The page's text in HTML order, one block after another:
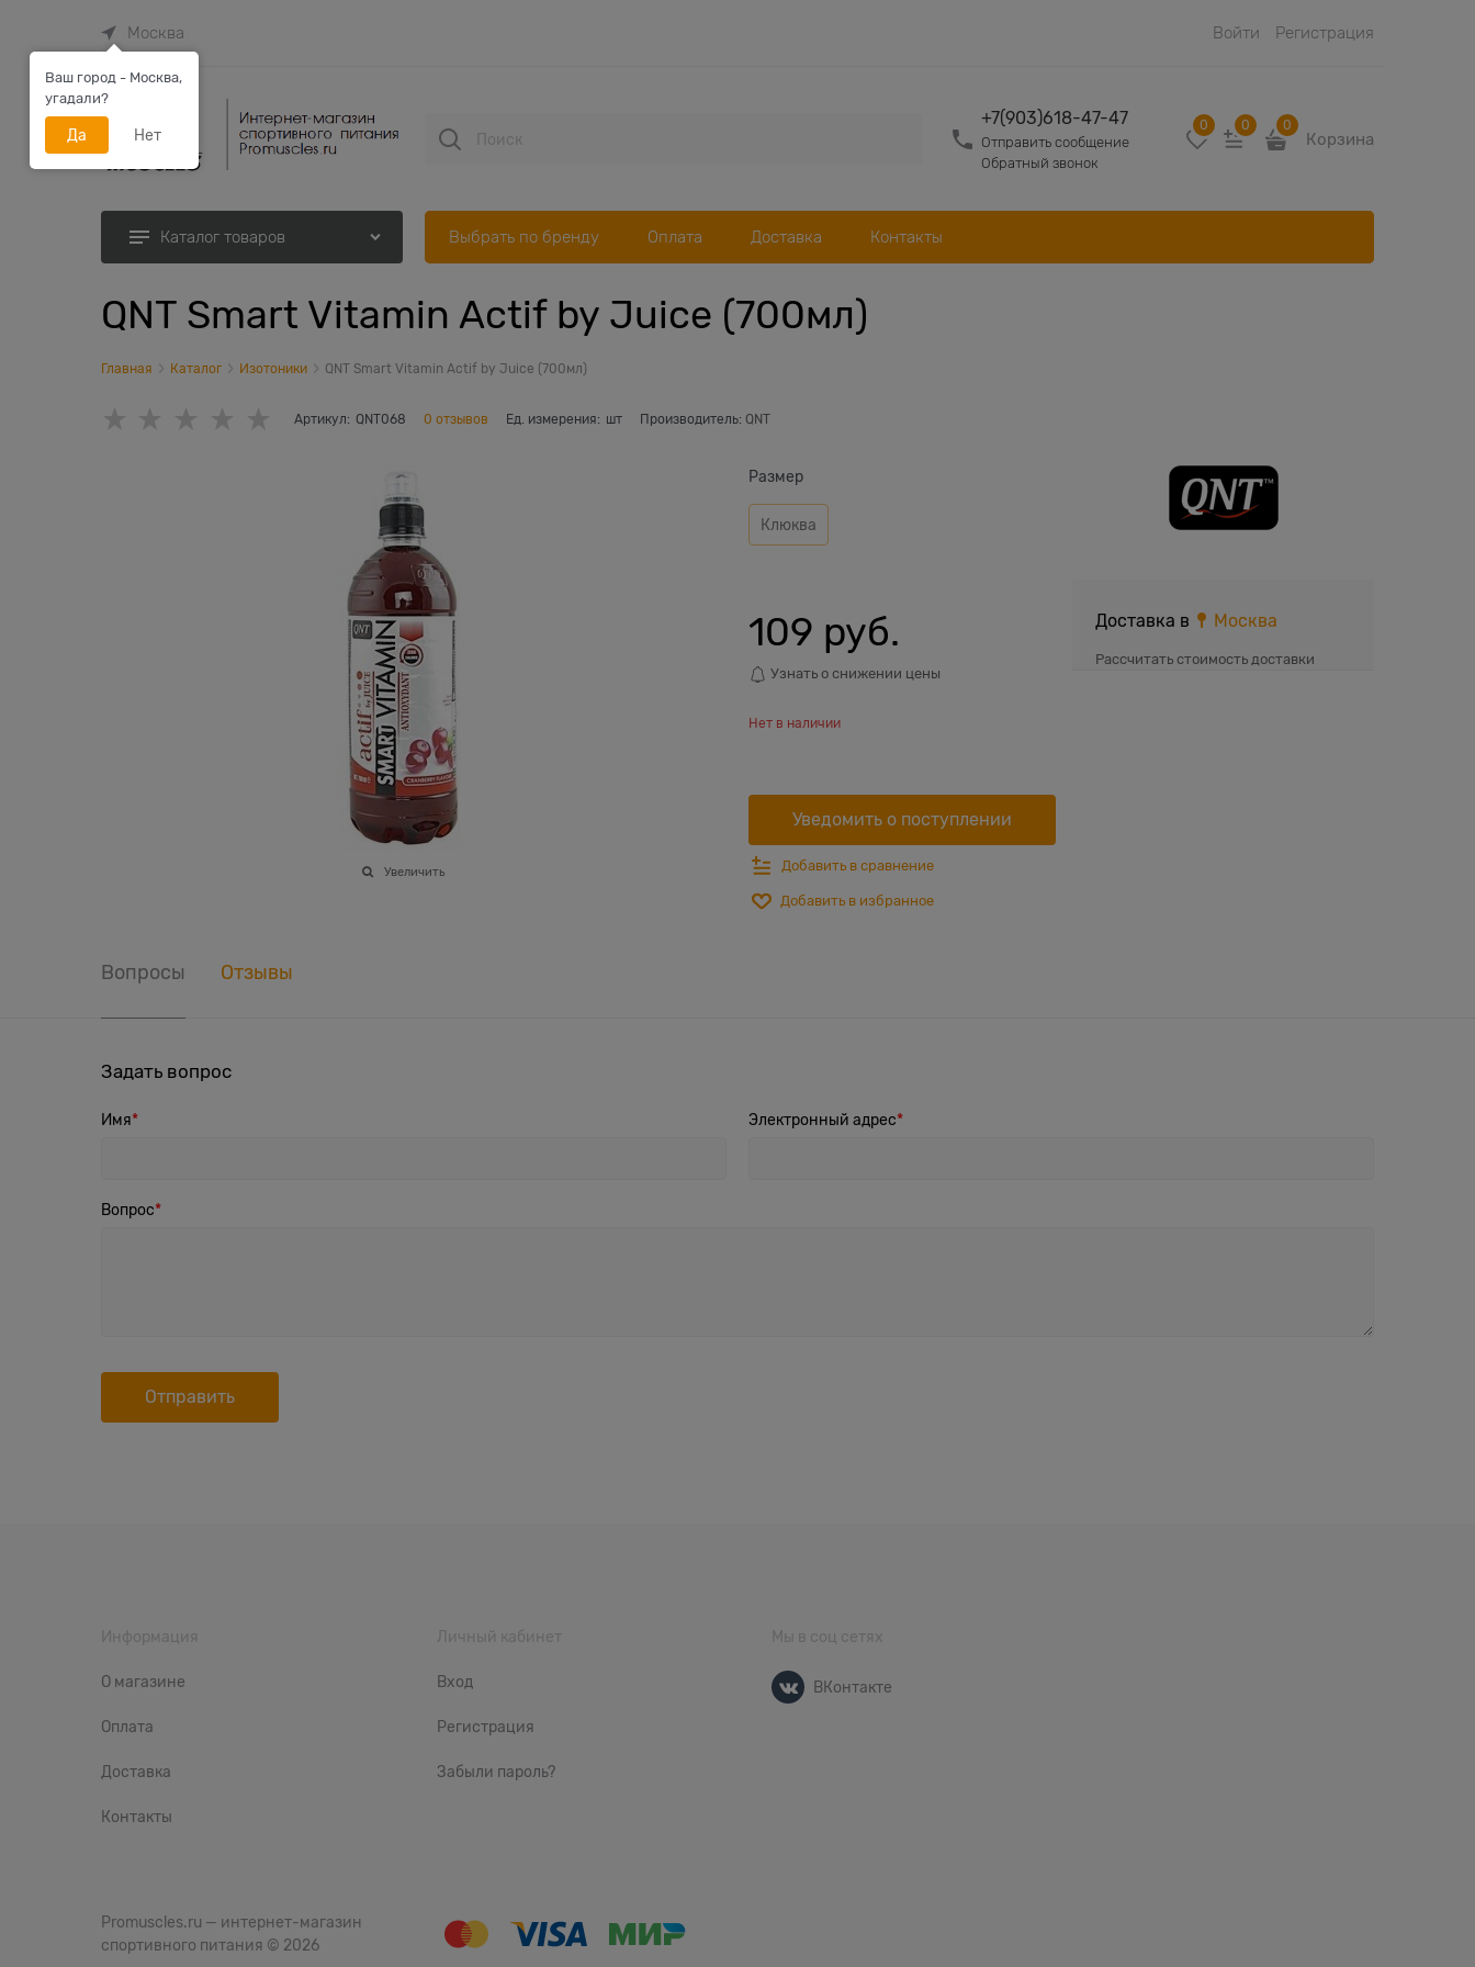
Москва Войти Регистрация
+7(903)618-47-47
Отправить сообщение
Обратный звонок
0 0 0
Корзина
Каталог товаров Выбрать по бренду Оплата Доставка Контакты
QNT Smart Vitamin Actif by Juice (700мл)
Главная Каталог Изотоники QNT Smart Vitamin Actif by Juice (700мл)
Артикул: QNT068 0 отзывов Ед. измерения: шт Производитель: QNT
Увеличить
Размер
Клюква
109 руб.
Узнать о снижении цены
Нет в наличии
Уведомить о поступлении
Добавить в сравнение
Добавить в избранное
Доставка в Москва
Рассчитать стоимость доставки
Вопросы Отзывы
Задать вопрос
Имя Электронный адрес
Вопрос
Информация
О магазине
Оплата
Доставка
Контакты
Личный кабинет
Вход
Регистрация
Забыли пароль?
Мы в соц сетях
ВКонтакте
Promuscles.ru — интернет-магазин
спортивного питания © 2026
Ваш город - Москва,
угадали?
Да Нет